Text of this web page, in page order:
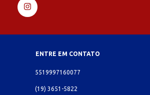
ENTRE EM CONTATO
5519997160077
(19) 3651-5822